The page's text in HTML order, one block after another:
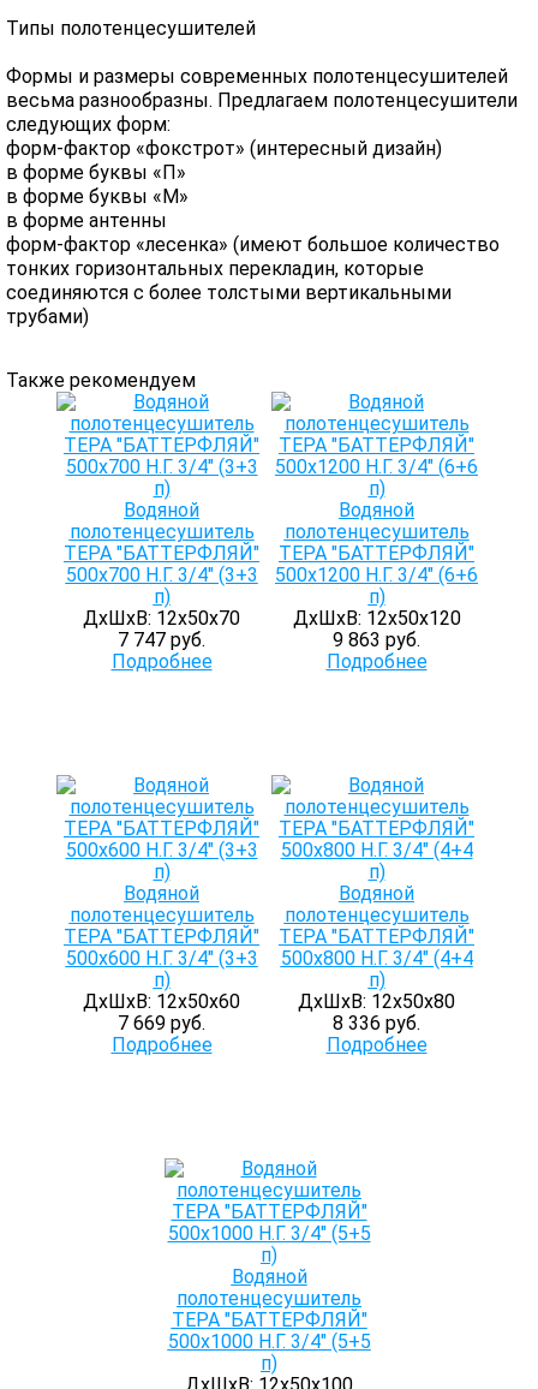
Типы полотенцесушителей
Формы и размеры современных полотенцесушителей
весьма разнообразны. Предлагаем полотенцесушители
следующих форм:
форм-фактор «фокстрот» (интересный дизайн)
в форме буквы «П»
в форме буквы «М»
в форме антенны
форм-фактор «лесенка» (имеют большое количество
тонких горизонтальных перекладин, которые
соединяются с более толстыми вертикальными
трубами)
Также рекомендуем
Водяной
полотенцесушитель
ТЕРА "БАТТЕРФЛЯЙ"
500х700 Н.Г. 3/4" (3+3
п)
ДхШхВ: 12х50х70
7 747 руб.
Подробнее
Водяной
полотенцесушитель
ТЕРА "БАТТЕРФЛЯЙ"
500х1200 Н.Г. 3/4" (6+6
п)
ДхШхВ: 12х50х120
9 863 руб.
Подробнее
Водяной
полотенцесушитель
ТЕРА "БАТТЕРФЛЯЙ"
500х600 Н.Г. 3/4" (3+3
п)
ДхШхВ: 12х50х60
7 669 руб.
Подробнее
Водяной
полотенцесушитель
ТЕРА "БАТТЕРФЛЯЙ"
500х800 Н.Г. 3/4" (4+4
п)
ДхШхВ: 12х50х80
8 336 руб.
Подробнее
Водяной
полотенцесушитель
ТЕРА "БАТТЕРФЛЯЙ"
500х1000 Н.Г. 3/4" (5+5
п)